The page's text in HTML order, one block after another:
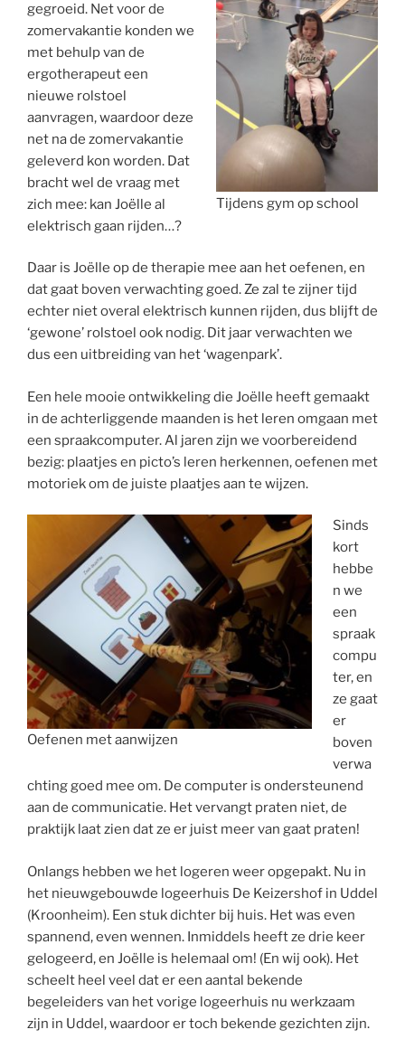
Tijdens gym op school
gegroeid. Net voor de
zomervakantie konden we
met behulp van de
ergotherapeut een
nieuwe rolstoel
aanvragen, waardoor deze
net na de zomervakantie
geleverd kon worden. Dat
bracht wel de vraag met
zich mee: kan Joëlle al
elektrisch gaan rijden…?
Daar is Joëlle op de therapie mee aan het oefenen, en
dat gaat boven verwachting goed. Ze zal te zijner tijd
echter niet overal elektrisch kunnen rijden, dus blijft de
‘gewone’ rolstoel ook nodig. Dit jaar verwachten we
dus een uitbreiding van het ‘wagenpark’.
Een hele mooie ontwikkeling die Joëlle heeft gemaakt
in de achterliggende maanden is het leren omgaan met
een spraakcomputer. Al jaren zijn we voorbereidend
bezig: plaatjes en picto’s leren herkennen, oefenen met
motoriek om de juiste plaatjes aan te wijzen.
Oefenen met aanwijzen
Sinds
kort
hebbe
n we
een
spraak
compu
ter, en
ze gaat
er
boven
verwa
chting goed mee om. De computer is ondersteunend
aan de communicatie. Het vervangt praten niet, de
praktijk laat zien dat ze er juist meer van gaat praten!
Onlangs hebben we het logeren weer opgepakt. Nu in
het nieuwgebouwde logeerhuis De Keizershof in Uddel
(Kroonheim). Een stuk dichter bij huis. Het was even
spannend, even wennen. Inmiddels heeft ze drie keer
gelogeerd, en Joëlle is helemaal om! (En wij ook). Het
scheelt heel veel dat er een aantal bekende
begeleiders van het vorige logeerhuis nu werkzaam
zijn in Uddel, waardoor er toch bekende gezichten zijn.